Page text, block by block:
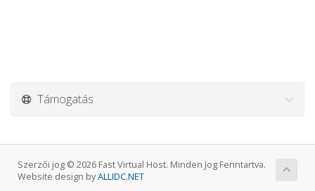
Támogatás
Szerzői jog © 2026 Fast Virtual Host. Minden Jog Fenntartva.
Website design byALLIDC.NET